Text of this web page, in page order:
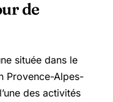
de
située dans le
Provence-Alpes-
des activités